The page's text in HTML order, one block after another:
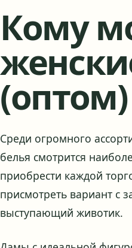
Кому
(оптом)
Среди огромного
белья смотрится
приобрести каждой
присмотреть вариант с
выступающий животик.